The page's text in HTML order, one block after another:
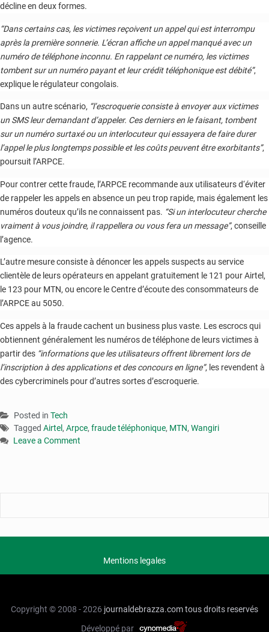
décline en deux formes.
“Dans certains cas, les victimes reçoivent un appel qui est interrompu
après la première sonnerie. L’écran affiche un appel manqué avec un
numéro de téléphone inconnu. En rappelant ce numéro, les victimes
tombent sur un numéro payant et leur crédit téléphonique est débité”,
explique le régulateur congolais.
Dans un autre scénario, “l’escroquerie consiste à envoyer aux victimes
un SMSleur demandant d’appeler. Ces derniers en le faisant, tombent
sur un numéro surtaxé ou un interlocuteur qui essayera de faire durer
l’appel le plus longtemps possible et les coûts peuvent être exorbitants”,
poursuit l’ARPCE.
Pour contrer cette fraude, l’ARPCE recommande aux utilisateurs d‘éviter
de rappeler les appels en absence un peu trop rapide, mais également les
numéros douteux qu’ils ne connaissent pas. “Si un interlocuteur cherche
vraiment à vous joindre, il rappellera ou vous fera un message”, conseille
l’agence.
L’autre mesure consiste à dénoncer les appels suspects au service
clientèle de leurs opérateurs en appelant gratuitement le 121 pour Airtel,
le 123 pour MTN, ou encore le Centre d’écoute des consommateurs de
l’ARPCE au 5050.
Ces appels à la fraude cachent un business plus vaste. Les escrocs qui
obtiennent généralement les numéros de téléphone de leurs victimes à
partir des “informations que les utilisateurs offrent librement lors de
l’inscription à des applications et des concours en ligne”, les revendent à
des cybercriminels pour d’autres sortes d’escroquerie.
Posted in Tech
Tagged Airtel , Arpce, fraude téléphonique, MTN, Wangiri
Leave a Comment
manqués
Mentions legales
Copyright © 2008 - 2026 journaldebrazza.comtous droits reservés
Développé par